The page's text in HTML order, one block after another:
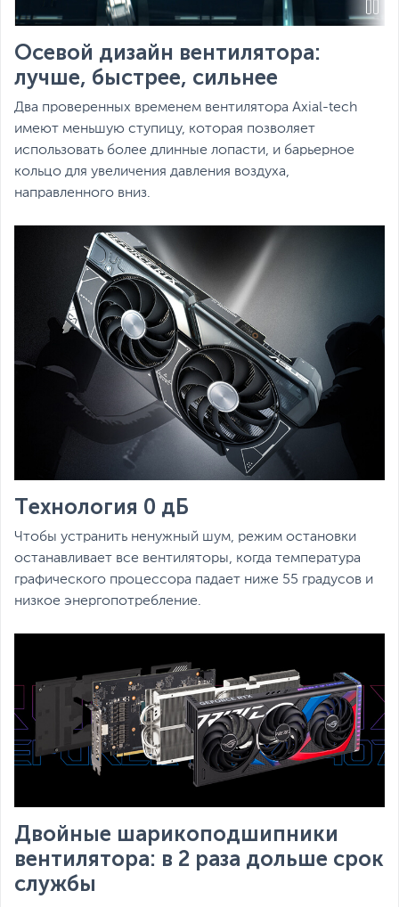
Осевой дизайн вентилятора:
лучше, быстрее, сильнее
Два проверенных временем вентилятора Axial-tech
имеют меньшую ступицу, которая позволяет
использовать более длинные лопасти, и барьерное
кольцо для увеличения давления воздуха,
направленного вниз.
Технология 0 дБ
Чтобы устранить ненужный шум, режим остановки
останавливает все вентиляторы, когда температура
графического процессора падает ниже 55 градусов и
низкое энергопотребление.
Двойные шарикоподшипники
вентилятора: в 2 раза дольше срок
службы